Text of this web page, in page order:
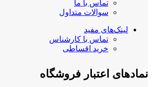
تماس با ما
سوالات متداول
لینک‌های مفید
تماس با کارشناس
خرید اقساطی
نمادهای اعتبار فروشگاه